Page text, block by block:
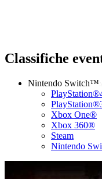
Classifiche
Nintendo Switch™
Xbox One®
Xbox 360®
Steam
Nintendo